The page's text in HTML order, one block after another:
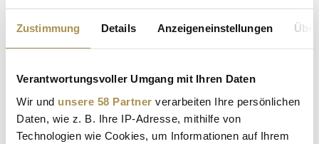
Zustimmung Details Anzeigeneinstellungen
Verantwortungsvoller Umgang mit Ihren Daten
Wir und unsere 58 Partner verarbeiten Ihre persönlichen
Daten, wie z. B. Ihre IP-Adresse, mithilfe von
Technologien wie Cookies, um Informationen auf Ihrem